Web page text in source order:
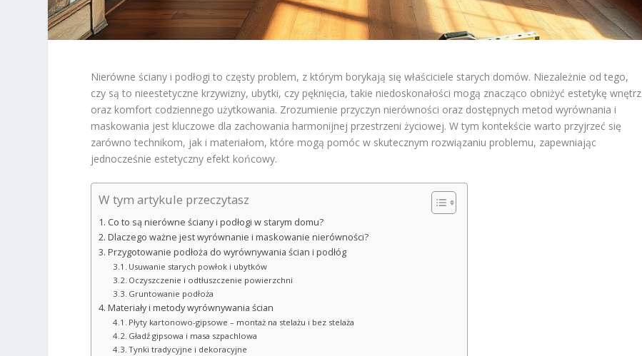
Nierówne ściany i podłogi to częsty problem, z którym borykają się właściciele starych domów. Niezależnie od tego,
czy są to nieestetyczne krzywizny, ubytki, czy pęknięcia, takie niedoskonałości mogą znacząco obniżyć estetykę wnętrz
oraz komfort codziennego użytkowania. Zrozumienie przyczyn nierówności oraz dostępnych metod wyrównania i
maskowania jest kluczowe dla zachowania harmonijnej przestrzeni życiowej. W tym kontekście warto przyjrzeć się
zarówno technikom, jak i materiałom, które mogą pomóc w skutecznym rozwiązaniu problemu, zapewniając
jednocześnie estetyczny efekt końcowy.
W tym artykule przeczytasz
Co to są nierówne ściany i podłogi w starym domu?
Dlaczego ważne jest wyrównanie i maskowanie nierówności?
Przygotowanie podłoża do wyrównywania ścian i podłóg
Usuwanie starych powłok i ubytków
Oczyszczenie i odtłuszczenie powierzchni
Gruntowanie podłoża
Materiały i metody wyrównywania ścian
Płyty kartonowo-gipsowe – montaż na stelażu i bez stelaża
Gładź gipsowa i masa szpachlowa
Tynki tradycyjne i dekoracyjne